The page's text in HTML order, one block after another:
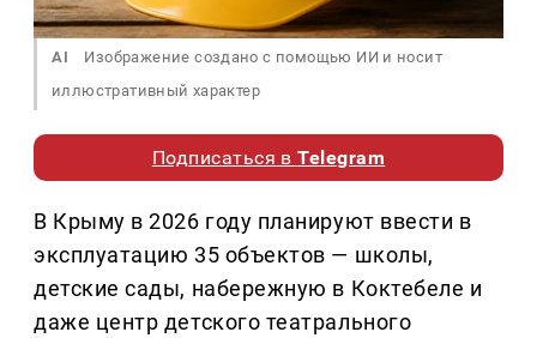
AI
Изображение создано с помощью ИИ и носит
иллюстративный характер
Подписаться вTelegram
В Крыму в 2026 году планируют ввести в
эксплуатацию 35 объектов — школы,
детские сады, набережную в Коктебеле и
даже центр детского театрального